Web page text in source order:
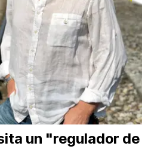
un "regulador de